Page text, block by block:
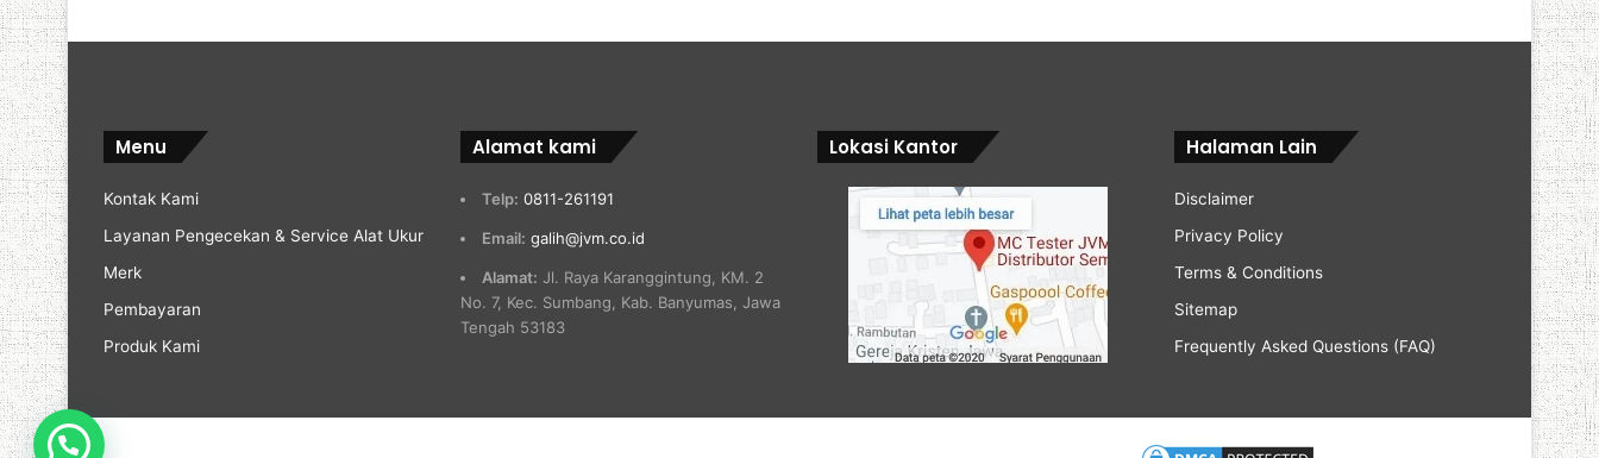
Menu
Kontak Kami
Layanan Pengecekan & Service Alat Ukur
Merk
Pembayaran
Produk Kami
Alamat kami
Telp: 0811-261191
Email: galih@jvm.co.id
Alamat: Jl. Raya Karanggintung, KM. 2
No. 7, Kec. Sumbang, Kab. Banyumas, Jawa
Tengah 53183
Lokasi Kantor Halaman Lain
Disclaimer
Privacy Policy
Terms & Conditions
Sitemap
Frequently Asked Questions (FAQ)